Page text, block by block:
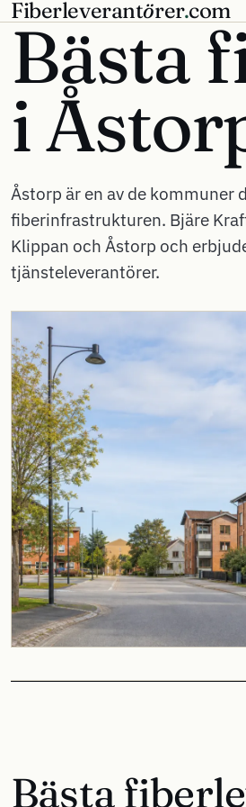
Fiberleverantörer.com
Bästa
i
Åstorp är en av de kommuner
fiberinfrastrukturen. Bjäre
Klippan och Åstorp och
tjänsteleverantörer.
Bästa